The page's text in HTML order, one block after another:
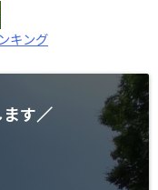
キング
す／